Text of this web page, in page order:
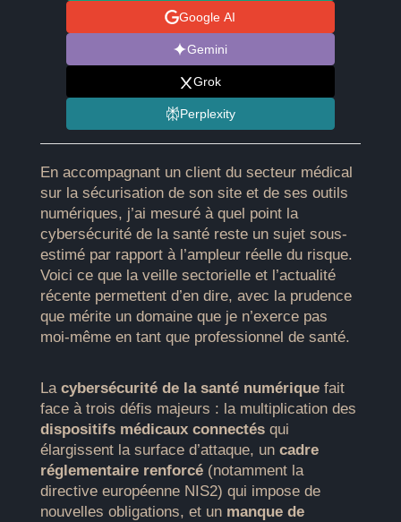
Google AI
Gemini
Grok
Perplexity
En accompagnant un client du secteur médical
sur la sécurisation de son site et de ses outils
numériques, j’ai mesuré à quel point la
cybersécurité de la santé reste un sujet sous-
estimé par rapport à l’ampleur réelle du risque.
Voici ce que la veille sectorielle et l’actualité
récente permettent d’en dire, avec la prudence
que mérite un domaine que je n’exerce pas
moi-même en tant que professionnel de santé.
La cybersécurité de la santé numériquefait
face à trois défis majeurs : la multiplication des
dispositifs médicaux connectésqui
élargissent la surface d’attaque, un cadre
réglementaire renforcé(notamment la
directive européenne NIS2) qui impose de
nouvelles obligations, et un manque de